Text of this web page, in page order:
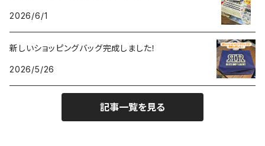
2026/6/1
新しいショッピングバッグ完成しました！
2026/5/26
記事一覧を見る